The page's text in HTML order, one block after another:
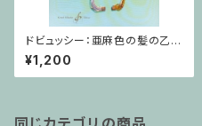
ドビュッシー：亜麻色の髪の乙
女/サクソフォーン・ピアノ
¥1,200